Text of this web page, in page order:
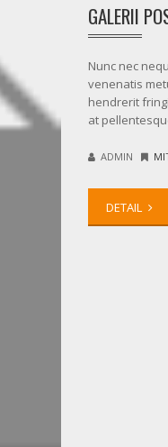
GALERII
Nunc nec
venenatis
hendrerit
at
ADMIN
DETAIL